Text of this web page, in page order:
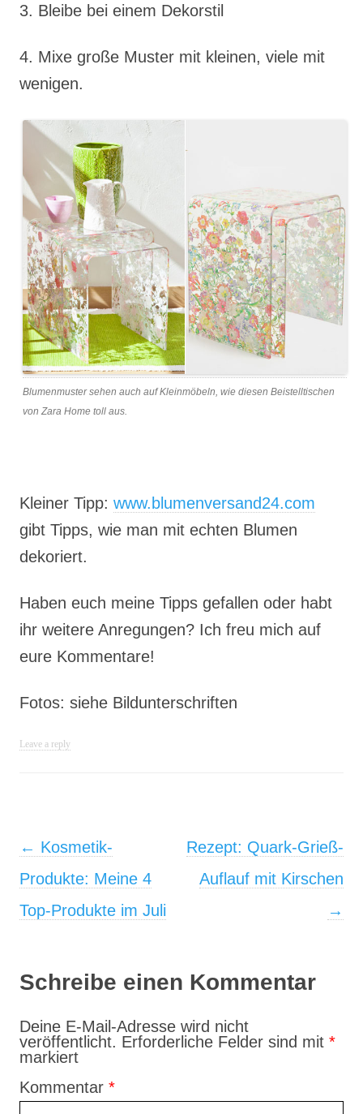
3. Bleibe bei einem Dekorstil
4. Mixe große Muster mit kleinen, viele mit
wenigen.
Blumenmuster sehen auch auf Kleinmöbeln, wie diesen Beistelltischen
von Zara Home toll aus.
Kleiner Tipp: www.blumenversand24.com
gibt Tipps, wie man mit echten Blumen
dekoriert.
Haben euch meine Tipps gefallen oder habt
ihr weitere Anregungen? Ich freu mich auf
eure Kommentare!
Fotos: siehe Bildunterschriften
Leave a reply
Post navigation
← Kosmetik-
Produkte: Meine 4
Top-Produkte im Juli
Rezept: Quark-Grieß-
Auflauf mit Kirschen
→
Schreibe einen Kommentar
Deine E-Mail-Adresse wird nicht
veröffentlicht. Erforderliche Felder sind mit *
markiert
Kommentar *